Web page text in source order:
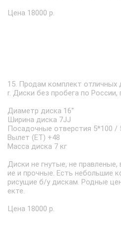
Цена 18000 р.
15. Продам комплект отличных
r. Диски без пробега по России,
Диаметр диска 16''
Ширина диска 7JJ
Посадочные отверстия 5*100 /
Вылет (ET) +48
Масса диска 7 кг
Диски не гнутые, не правленые,
ие и прочные. Есть небольшие
рисущие б/у дискам. Родные
екте.
Цена 18000 р.